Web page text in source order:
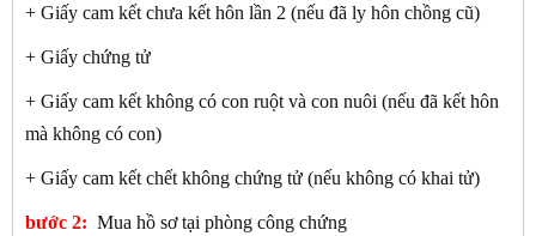
+ Giấy cam kết chưa kết hôn lần 2 (nếu đã ly hôn chồng cũ)
+ Giấy chứng tử
+ Giấy cam kết không có con ruột và con nuôi (nếu đã kết hôn
mà không có con)
+ Giấy cam kết chết không chứng tử (nếu không có khai tử)
bước 2: Mua hồ sơ tại phòng công chứng